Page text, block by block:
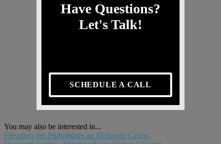
Have Questions?
Let's Talk!
SCHEDULE A CALL
You may also be interested in...
Élévation des Probabilités au Morospin Casino